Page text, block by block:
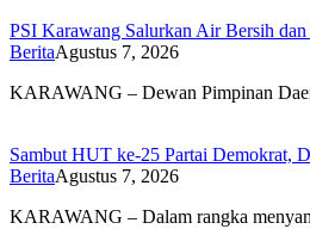
PSI Karawang Salurkan Air Bersih
BeritaAgustus 7, 2026
KARAWANG – Dewan Pimpinan
Sambut HUT ke-25 Partai Demokrat,
BeritaAgustus 7, 2026
KARAWANG – Dalam rangka